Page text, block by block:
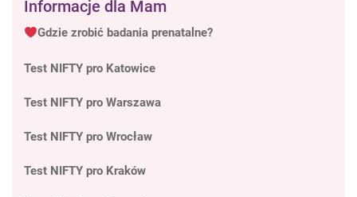
Informacje dla Mam
Gdzie zrobić badania prenatalne?
Test NIFTY pro Katowice
Test NIFTY pro Warszawa
Test NIFTY pro Wrocław
Test NIFTY pro Kraków